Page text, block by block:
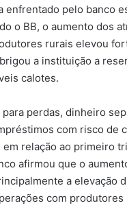
enfrentado pelo banco
o BB, o aumento dos
rurais elevou
a instituição a
calotes.
perdas, dinheiro
com risco de
em relação ao primeiro
afirmou que o
a elevação
com produtores